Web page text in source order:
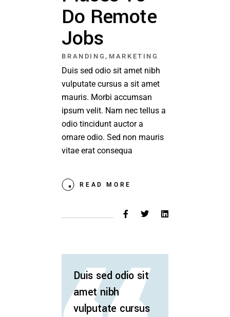
Do Remote
Jobs
BRANDING , MARKETING
Duis sed odio sit amet nibh
vulputate cursus a sit amet
mauris. Morbi accumsan
ipsum velit. Nam nec tellus a
odio tincidunt auctor a
ornare odio. Sed non mauris
vitae erat consequa
READ MORE
Duis sed odio sit
amet nibh
vulputate cursus